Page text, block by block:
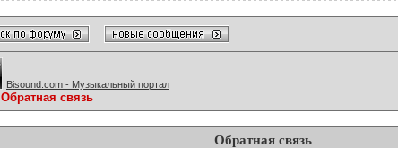
Bisound.com - Музыкальный портал
Обратная связь
Обратная связь